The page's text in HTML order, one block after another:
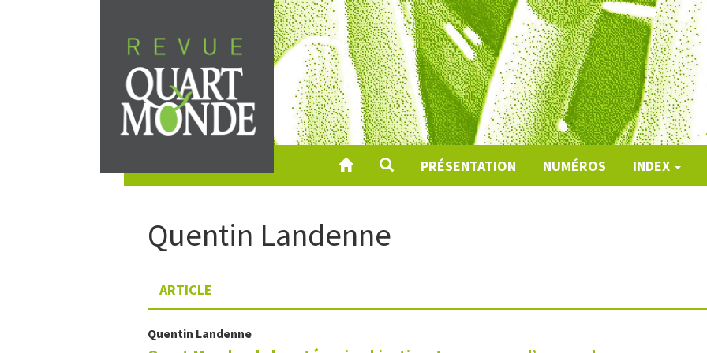
au
contenu
PRÉSENTATION NUMÉROS INDEX
Quentin Landenne
ARTICLE
Quentin Landenne